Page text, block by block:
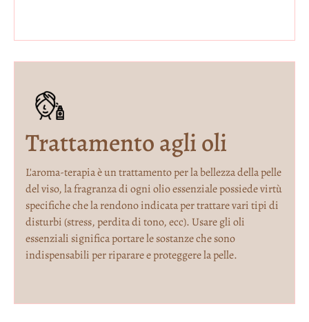
Trattamento agli oli
L'aroma-terapia è un trattamento per la bellezza della pelle
del viso, la fragranza di ogni olio essenziale possiede virtù
specifiche che la rendono indicata per trattare vari tipi di
disturbi (stress, perdita di tono, ecc). Usare gli oli
essenziali significa portare le sostanze che sono
indispensabili per riparare e proteggere la pelle.